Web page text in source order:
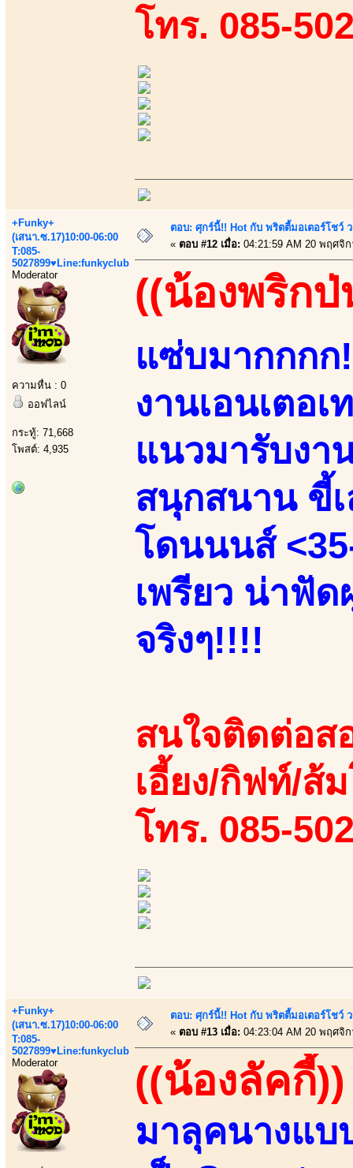
โทร. 085-
+Funky+
(เสนา.ซ.17)10:00-06:00
T:085-
5027899♥Line:funkyclub
Moderator
ความหื่น : 0
ออฟไลน์
กระทู้: 71,668
โพสต์: 4,935
ตอบ: ศุกร์นี้!! Hot กับ พริตตี้มอเตอร์โชว์ ว
« ตอบ #12 เมื่อ: 04:21:59 AM 20 พฤศจิ
((น้องพริกป่
แซ่บมากกกก
งานเอนเตอ
แนวมารับงา
สนุกสนาน ขี้
โดนนนส์
เพรียว น่าฟัด
จริงๆ!!!!
สนใจติดต่อส
เอี้ยง/กิฟท์/ส้
โทร. 085-
+Funky+
(เสนา.ซ.17)10:00-06:00
T:085-
5027899♥Line:funkyclub
Moderator
ตอบ: ศุกร์นี้!! Hot กับ พริตตี้มอเตอร์โชว์ ว
« ตอบ #13 เมื่อ: 04:23:04 AM 20 พฤศจิ
((น้องลัคกี้))
มาลุคนางแบ